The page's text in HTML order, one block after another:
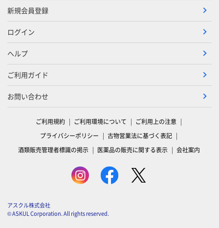
新規会員登録
ログイン
ヘルプ
ご利用ガイド
お問い合わせ
ご利用規約 ご利用環境について
ご利用上の注意
プライバシーポリシー
古物営業法に基づく表記
酒類販売管理者標識の掲示
医薬品の販売に関する表示 会社案内
アスクル株式会社
© ASKUL Corporation. All rights reserved.